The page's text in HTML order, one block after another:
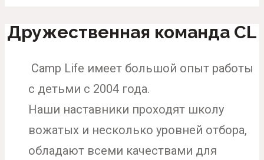
Дружественная команда CL
Camp Life имеет большой опыт работы
с детьми с 2004 года.
Наши наставники проходят школу
вожатых и несколько уровней отбора,
обладают всеми качествами для